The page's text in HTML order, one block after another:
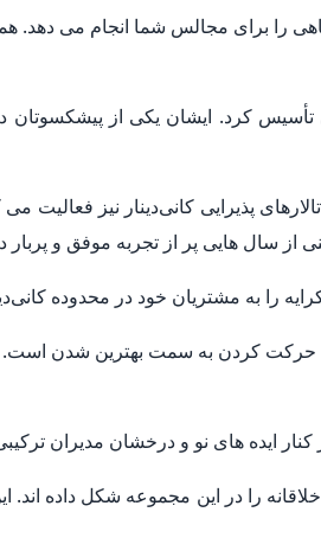
را برای مجالس شما انجام می دهد.
تجهیز مجالس را در سال ۱۳۵۰ خورشیدی تأسیس
سال هایی پر از تجربه موفق و پربار
را به مشتریان خود در محدوده
کردن به سمت بهترین شدن است.
ایده های نو و درخشان مدیران
را در این مجموعه شکل داده